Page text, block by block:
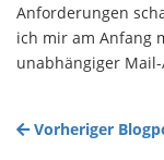
Anforderungen
ich mir am Anfang
unabhängiger
Vorheriger